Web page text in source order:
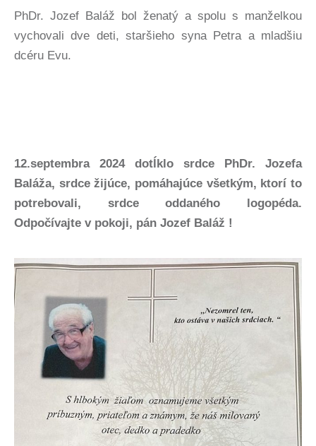
PhDr. Jozef Baláž bol ženatý a spolu s manželkou
vychovali dve deti, staršieho syna Petra a mladšiu
dcéru Evu.
12.septembra 2024 dotĺklo srdce PhDr. Jozefa
Baláža, srdce žijúce, pomáhajúce všetkým, ktorí to
potrebovali, srdce oddaného logopéda.
Odpočívajte v pokoji, pán Jozef Baláž !